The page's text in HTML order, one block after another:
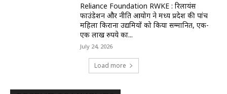
Reliance Foundation RWKE : रिलायंस
फाउंडेशन और नीति आयोग ने मध्य प्रदेश की पांच
महिला किराना उद्यमियों को किया सम्मानित, एक-
एक लाख रुपये का...
July 24, 2026
Load more